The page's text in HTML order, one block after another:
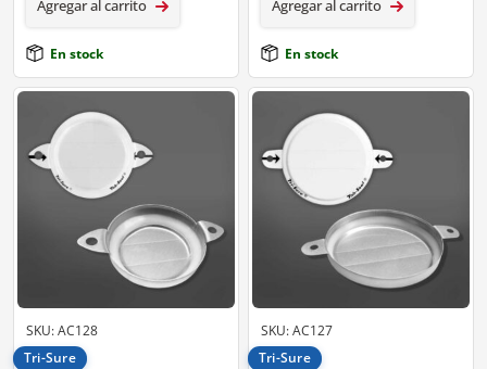
Agregar al carrito
En stock
Agregar al carrito
En stock
SKU: AC128
Tri-Sure
SKU: AC127
Tri-Sure